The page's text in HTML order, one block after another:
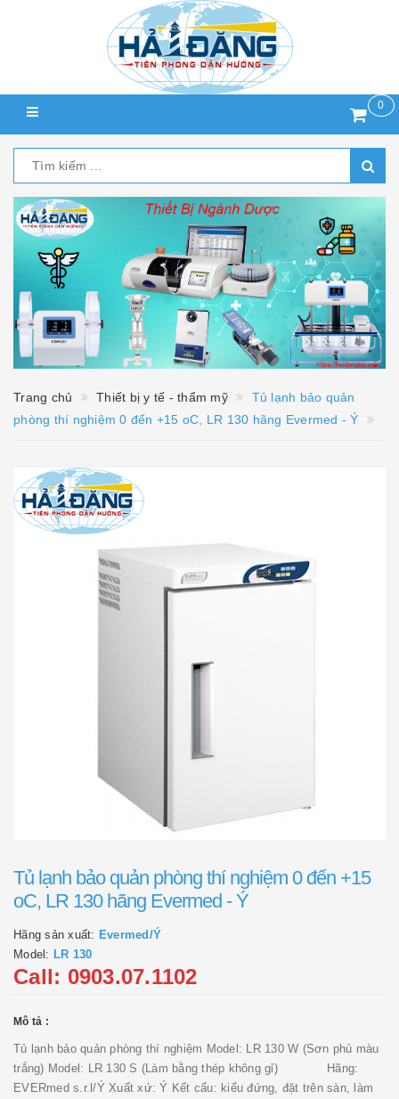
0
Trang chủ Thiết bị y tế - thẩm mỹ
Tủ lạnh bảo quản
phòng thí nghiệm 0 đến +15 oC, LR 130 hãng Evermed - Ý
Tủ lạnh bảo quản phòng thí nghiệm 0 đến +15
oC, LR 130 hãng Evermed - Ý
Hãng sản xuất: Evermed/Ý
Model: LR 130
Call: 0903.07.1102
Mô tả :
Tủ lạnh bảo quản phòng thí nghiệm Model: LR 130 W (Sơn phủ màu
trắng) Model: LR 130 S (Làm bằng thép không gỉ) Hãng:
EVERmed s.r.l/Ý Xuất xứ: Ý Kết cấu: kiểu đứng, đặt trên sàn, làm